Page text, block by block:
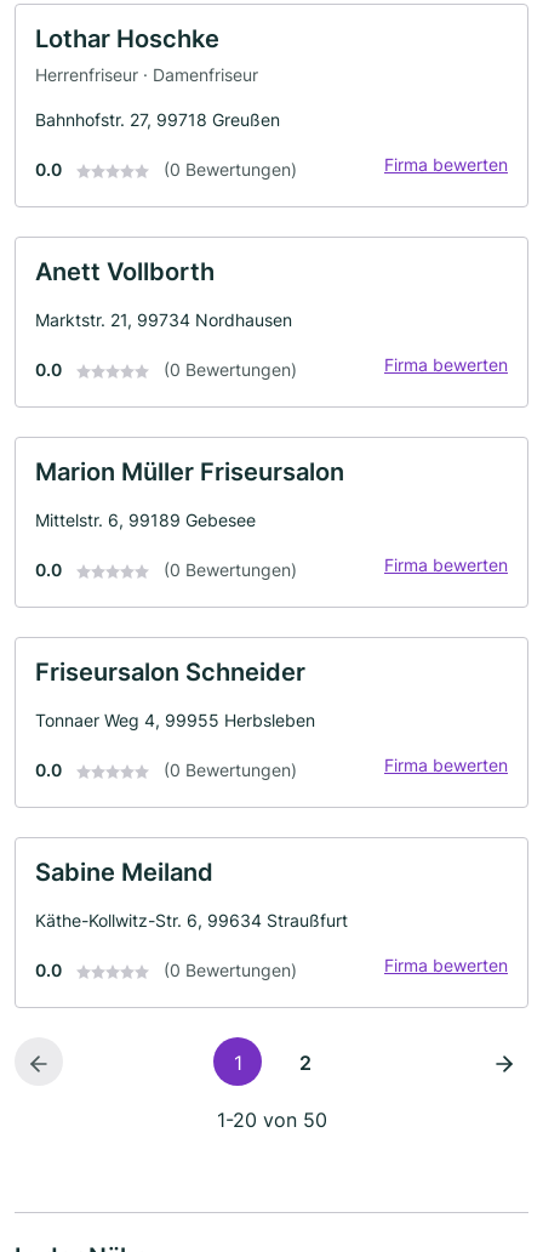
Lothar Hoschke
Herrenfriseur · Damenfriseur
Bahnhofstr. 27, 99718 Greußen
0.0 (0 Bewertungen) Firma bewerten
Anett Vollborth
Marktstr. 21, 99734 Nordhausen
0.0 (0 Bewertungen) Firma bewerten
Marion Müller Friseursalon
Mittelstr. 6, 99189 Gebesee
0.0 (0 Bewertungen) Firma bewerten
Friseursalon Schneider
Tonnaer Weg 4, 99955 Herbsleben
0.0 (0 Bewertungen) Firma bewerten
Sabine Meiland
Käthe-Kollwitz-Str. 6, 99634 Straußfurt
0.0 (0 Bewertungen) Firma bewerten
1 2
1-20 von 50